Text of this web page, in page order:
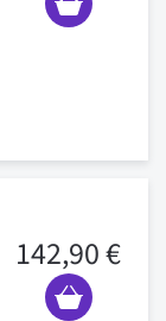
142,90 €